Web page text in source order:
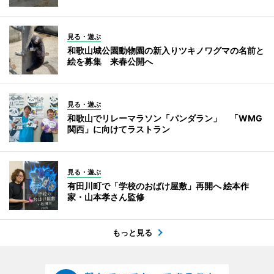
見る・遊ぶ
和歌山城公園動物園の新入りツキノワグマの名前と
絵を募集 来春公開へ
見る・遊ぶ
和歌山でリレーマラソン「パンダラン」 「WMG
関西」に向けてラストラン
見る・遊ぶ
有田川町で「学校のおばけ屋敷」再開へ 絵本作
家・山本孝さん監修
もっと見る